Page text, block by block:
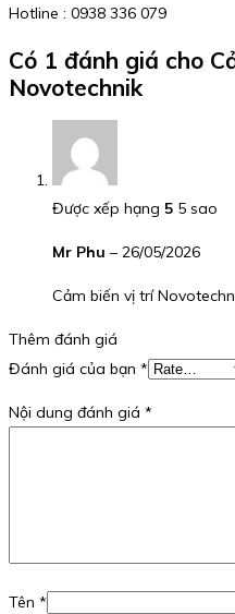
Hotline : 0938 336 079
Có 1 đánh giá cho
Novotechnik
Được xếp hạng 5 5 sao
Mr Phu – 26/05/2026
Cảm biến vị trí
Thêm đánh giá
Đánh giá của bạn *
Nội dung đánh giá *
Tên *